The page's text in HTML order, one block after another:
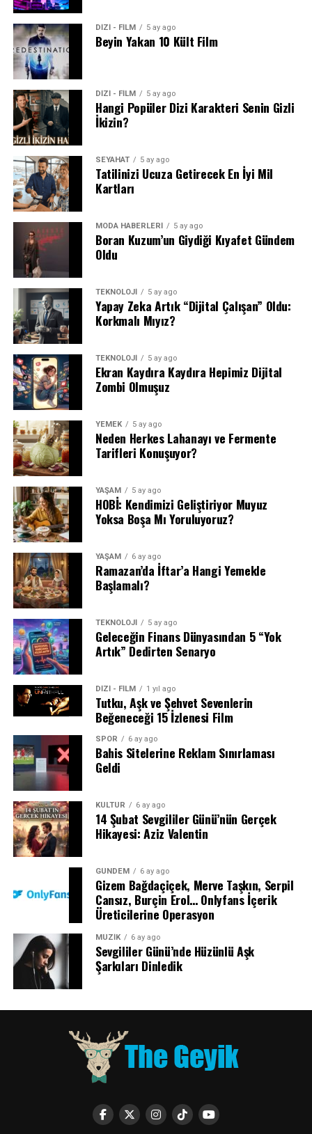
DİZİ - FİLM 5 ay ago
Beyin Yakan 10 Kült Film
DİZİ - FİLM 5 ay ago
Hangi Popüler Dizi Karakteri Senin Gizli
İkizin?
SEYAHAT 5 ay ago
Tatilinizi Ucuza Getirecek En İyi Mil
Kartları
MODA HABERLERİ 5 ay ago
Boran Kuzum’un Giydiği Kıyafet Gündem
Oldu
TEKNOLOJİ 5 ay ago
Yapay Zeka Artık “Dijital Çalışan” Oldu:
Korkmalı Mıyız?
TEKNOLOJİ 5 ay ago
Ekran Kaydıra Kaydıra Hepimiz Dijital
Zombi Olmuşuz
YEMEK 5 ay ago
Neden Herkes Lahanayı ve Fermente
Tarifleri Konuşuyor?
YAŞAM 5 ay ago
HOBİ: Kendimizi Geliştiriyor Muyuz
Yoksa Boşa Mı Yoruluyoruz?
YAŞAM 6 ay ago
Ramazan’da İftar’a Hangi Yemekle
Başlamalı?
TEKNOLOJİ 5 ay ago
Geleceğin Finans Dünyasından 5 “Yok
Artık” Dedirten Senaryo
DİZİ - FİLM 1 yıl ago
Tutku, Aşk ve Şehvet Sevenlerin
Beğeneceği 15 İzlenesi Film
SPOR 6 ay ago
Bahis Sitelerine Reklam Sınırlaması
Geldi
KÜLTÜR 6 ay ago
14 Şubat Sevgililer Günü’nün Gerçek
Hikayesi: Aziz Valentin
GÜNDEM 6 ay ago
Gizem Bağdaçiçek, Merve Taşkın, Serpil
Cansız, Burçin Erol… Onlyfans İçerik
Üreticilerine Operasyon
MÜZİK 6 ay ago
Sevgililer Günü’nde Hüzünlü Aşk
Şarkıları Dinledik